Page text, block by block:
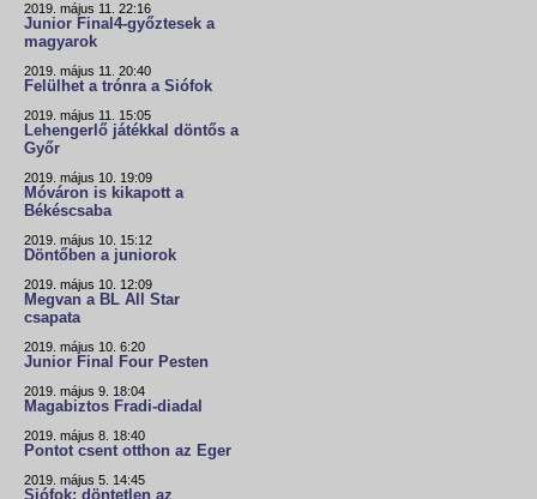
2019. május 11. 22:16
Junior Final4-győztesek a
magyarok
2019. május 11. 20:40
Felülhet a trónra a Siófok
2019. május 11. 15:05
Lehengerlő játékkal döntős a
Győr
2019. május 10. 19:09
Móváron is kikapott a
Békéscsaba
2019. május 10. 15:12
Döntőben a juniorok
2019. május 10. 12:09
Megvan a BL All Star
csapata
2019. május 10. 6:20
Junior Final Four Pesten
2019. május 9. 18:04
Magabiztos Fradi-diadal
2019. május 8. 18:40
Pontot csent otthon az Eger
2019. május 5. 14:45